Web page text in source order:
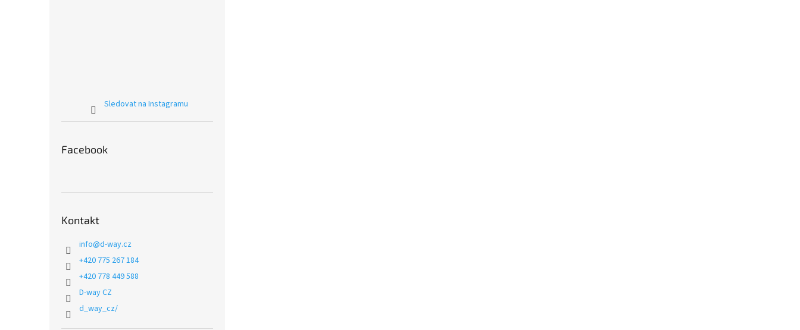
Sledovat na Instagramu
Facebook
Kontakt
info@d-way.cz
+420 775 267 184
+420 778 449 588
D-way CZ
d_way_cz/